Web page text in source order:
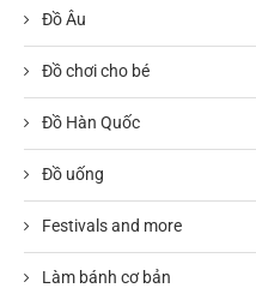
Đồ Âu
Đồ chơi cho bé
Đồ Hàn Quốc
Đồ uống
Festivals and more
Làm bánh cơ bản